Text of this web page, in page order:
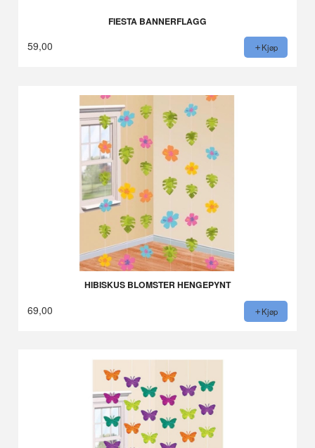
FIESTA BANNERFLAGG
59,00 Kjøp
HIBISKUS BLOMSTER HENGEPYNT
69,00 Kjøp